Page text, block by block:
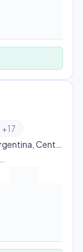
+17